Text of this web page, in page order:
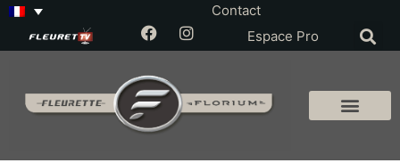
Contact
Espace Pro